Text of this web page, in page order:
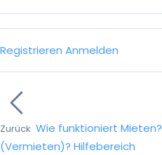
Registrieren Anmelden
Zurück Wie funktioniert Mieten?
(Vermieten)? Hilfebereich